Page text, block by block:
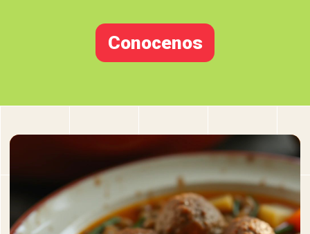
Conocenos